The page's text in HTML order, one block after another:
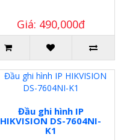
Giá: 490,000đ
Đầu ghi hình IP
HIKVISION DS-7604NI-
K1